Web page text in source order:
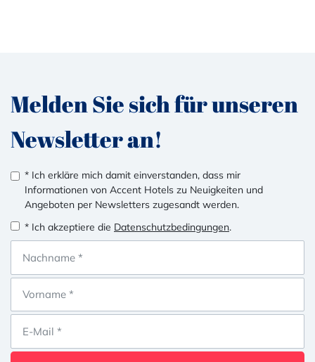
Melden Sie sich für unseren
Newsletter an!
* Ich erkläre mich damit einverstanden, dass mir
Informationen von Accent Hotels zu Neuigkeiten und
Angeboten per Newsletters zugesandt werden.
* Ich akzeptiere die Datenschutzbedingungen.